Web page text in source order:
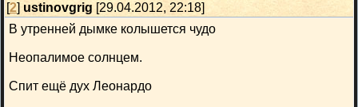
[2] ustinovgrig [29.04.2012, 22:18]
В утренней дымке колышется чудо
Неопалимое солнцем.
Спит ещё дух Леонардо